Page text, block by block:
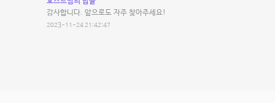
감사합니다. 앞으로도 자주 찾아주세요!
2023-11-24 21:42:47